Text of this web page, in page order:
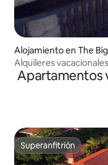
Alojamiento en The
Alquileres
Apartamentos
Superanfitrión
Superanfitrión